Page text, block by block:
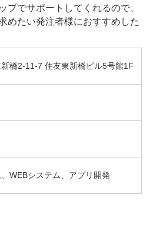
プでサポートしてくれるので、
めたい発注者様におすすめした
橋2-11-7 住友東新橋ビル5号館1F
WEBシステム、アプリ開発